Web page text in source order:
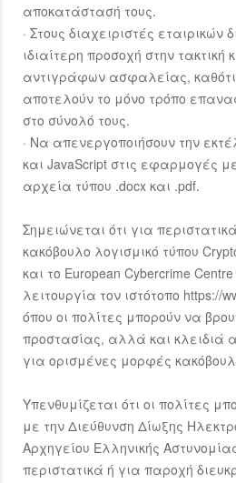
αποκατάστασή τους.
· Στους διαχειριστές εταιρικών
ιδιαίτερη προσοχή στην
αντιγράφων ασφαλείας,
αποτελούν το μόνο τρόπο
στο σύνολό τους.
· Να απενεργοποιήσουν την
και JavaScript στις εφαρμογές
αρχεία τύπου .docx και .pdf.
Σημειώνεται ότι για
κακόβουλο λογισμικό τύπου
και το European Cybercrime
λειτουργία τον ιστότοπο https://
όπου οι πολίτες μπορούν να
προστασίας, αλλά και κλειδιά
για ορισμένες μορφές
Υπενθυμίζεται ότι οι πολίτες
με την Διεύθυνση Δίωξης
Αρχηγείου Ελληνικής
περιστατικά ή για παροχή